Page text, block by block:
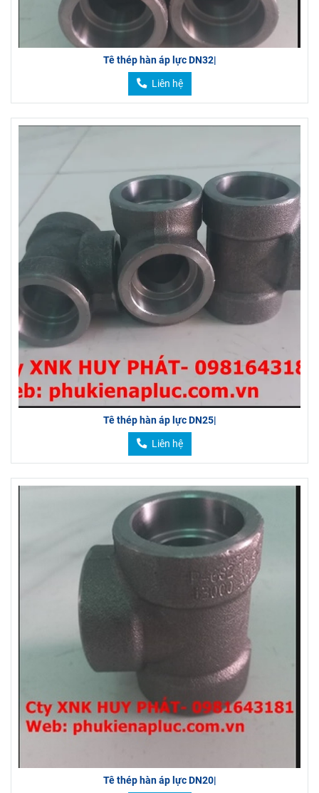
Tê thép hàn áp lực DN32|
Liên hệ
Tê thép hàn áp lực DN25|
Liên hệ
Tê thép hàn áp lực DN20|